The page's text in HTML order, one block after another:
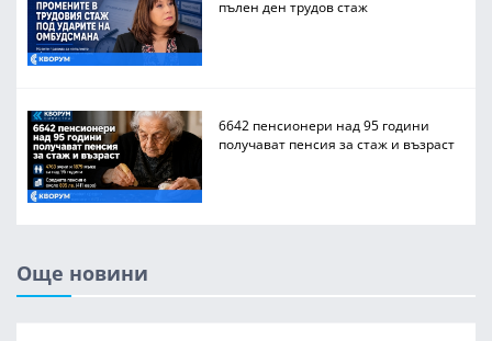
пълен ден трудов стаж
6642 пенсионери над 95 години
получават пенсия за стаж и възраст
Още новини